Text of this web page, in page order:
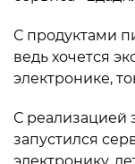
С продуктами
ведь хочется
электронике,
С реализацией
запустился
электронику,